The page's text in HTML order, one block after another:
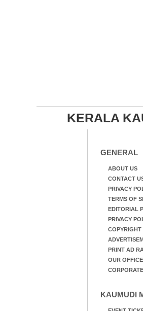
KERALA
GENERAL
ABOUT US
CONTACT
PRIVACY
TERMS OF
EDITORIAL
PRIVACY
COPYRIGHT
PRINT AD
OUR
KAUMUDI